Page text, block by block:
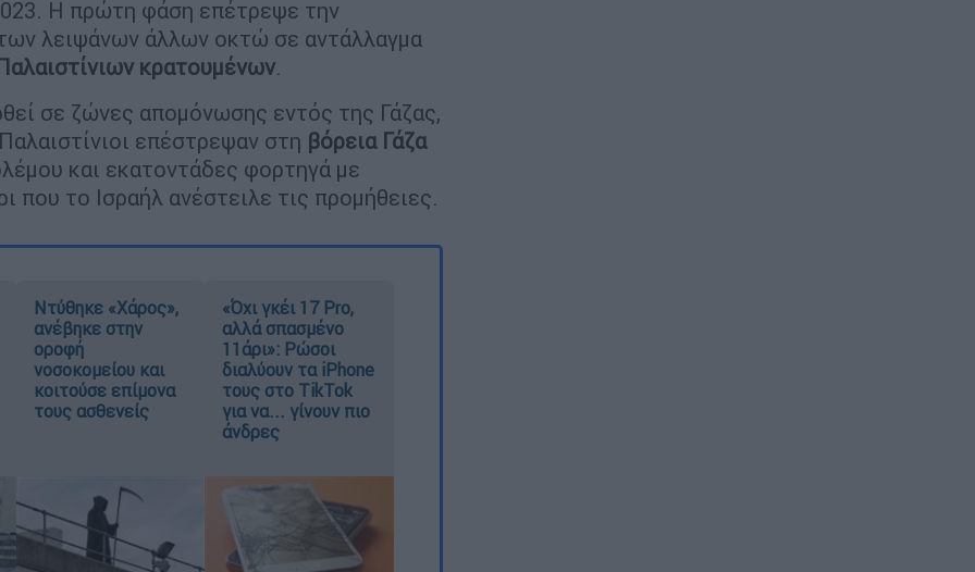
Η πρώτη φάση επέτρεψε την
λειψάνων άλλων οκτώ σε αντάλλαγμα
κρατουμένων.
σε ζώνες απομόνωσης εντός της Γάζας,
επέστρεψαν στη βόρεια Γάζα
και εκατοντάδες φορτηγά με
που το Ισραήλ ανέστειλε τις προμήθειες.
Ντύθηκε «Χάρος»,
ανέβηκε στην
οροφή
νοσοκομείου και
κοιτούσε επίμονα
τους ασθενείς
«Όχι γκέι 17 Pro,
αλλά σπασμένο
11άρι»: Ρώσοι
διαλύουν τα iPhone
τους στο TikTok
για να... γίνουν πιο
άνδρες